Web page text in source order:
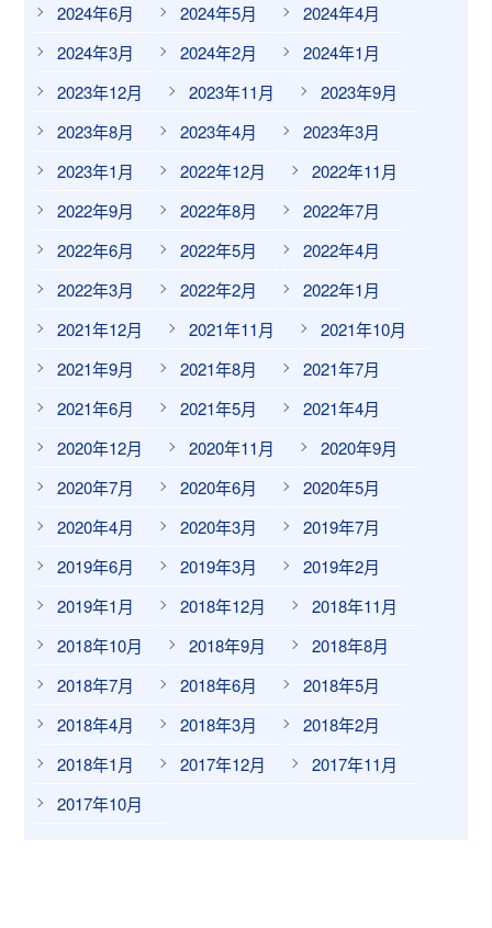
2024年6月
2024年5月
2024年4月
2024年3月
2024年2月
2024年1月
2023年12月
2023年11月
2023年9月
2023年8月
2023年4月
2023年3月
2023年1月
2022年12月
2022年11月
2022年9月
2022年8月
2022年7月
2022年6月
2022年5月
2022年4月
2022年3月
2022年2月
2022年1月
2021年12月
2021年11月
2021年10月
2021年9月
2021年8月
2021年7月
2021年6月
2021年5月
2021年4月
2020年12月
2020年11月
2020年9月
2020年7月
2020年6月
2020年5月
2020年4月
2020年3月
2019年7月
2019年6月
2019年3月
2019年2月
2019年1月
2018年12月
2018年11月
2018年10月
2018年9月
2018年8月
2018年7月
2018年6月
2018年5月
2018年4月
2018年3月
2018年2月
2018年1月
2017年12月
2017年11月
2017年10月